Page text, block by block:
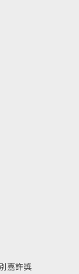
嘉許獎